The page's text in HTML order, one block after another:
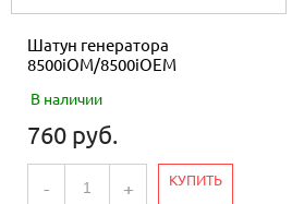
Шатун генератора
8500iOM/8500iOEM
В наличии
760 руб.
- + КУПИТЬ